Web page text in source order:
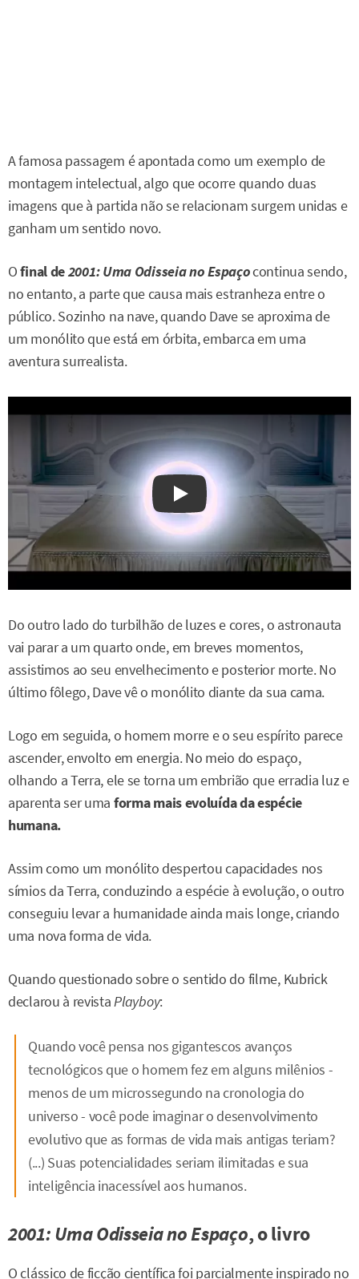
A famosa passagem é apontada como um exemplo de
montagem intelectual, algo que ocorre quando duas
imagens que à partida não se relacionam surgem unidas e
ganham um sentido novo.
Ofinal de2001: Uma Odisseia no Espaçocontinua sendo,
no entanto, a parte que causa mais estranheza entre o
público. Sozinho na nave, quando Dave se aproxima de
um monólito que está em órbita, embarca em uma
aventura surrealista.
Watch on YouTube
Do outro lado do turbilhão de luzes e cores, o astronauta
vai parar a um quarto onde, em breves momentos,
assistimos ao seu envelhecimento e posterior morte. No
último fôlego, Dave vê o monólito diante da sua cama.
Logo em seguida, o homem morre e o seu espírito parece
ascender, envolto em energia. No meio do espaço,
olhando a Terra, ele se torna um embrião que erradia luz e
aparenta ser uma forma mais evoluída da espécie
humana.
Assim como um monólito despertou capacidades nos
símios da Terra, conduzindo a espécie à evolução, o outro
conseguiu levar a humanidade ainda mais longe, criando
uma nova forma de vida.
Quando questionado sobre o sentido do filme, Kubrick
declarou à revistaPlayboy:
Quando você pensa nos gigantescos avanços
tecnológicos que o homem fez em alguns milênios -
menos de um microssegundo na cronologia do
universo - você pode imaginar o desenvolvimento
evolutivo que as formas de vida mais antigas teriam?
(...) Suas potencialidades seriam ilimitadas e sua
inteligência inacessível aos humanos.
2001: Uma Odisseia no Espaço, o livro
O clássico de ficção científica foi parcialmente inspirado no